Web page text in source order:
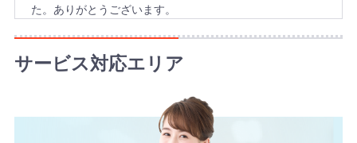
た。ありがとうございます。
2026年8月6日 12:21
【栃木県】複合機 KYOCERA 導入のお問い合わせを頂きま
した。ありがとうございます。
【福岡県】コピー機 RICOH 導入のお問い合わせを頂きま
した。ありがとうございます。
サービス対応エリア